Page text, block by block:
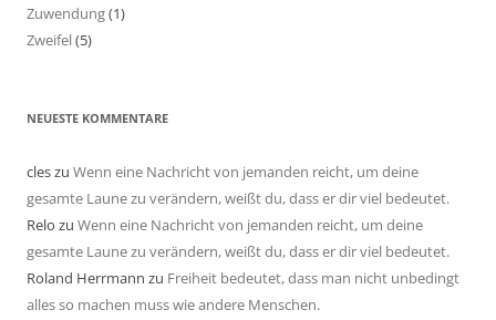
Zuwendung(1)
Zweifel(5)
NEUESTE KOMMENTARE
cleszu Wenn eine Nachricht von jemanden reicht, um deine
gesamte Laune zu verändern, weißt du, dass er dir viel bedeutet.
Relo zu Wenn eine Nachricht von jemanden reicht, um deine
gesamte Laune zu verändern, weißt du, dass er dir viel bedeutet.
Roland Herrmann zu Freiheit bedeutet, dass man nicht unbedingt
alles so machen muss wie andere Menschen.